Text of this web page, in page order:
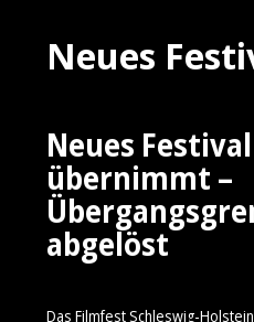
Neues
Neues
übernimmt –
abgelöst
Das Filmfest Schleswig-